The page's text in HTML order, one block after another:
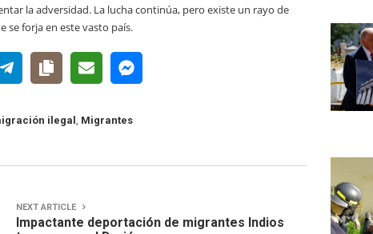
la adversidad. La lucha continúa, pero existe un rayo de
se forja en este vasto país.
ilegal Migrantes
NEXT ARTICLE
Impactante deportación de migrantes Indios